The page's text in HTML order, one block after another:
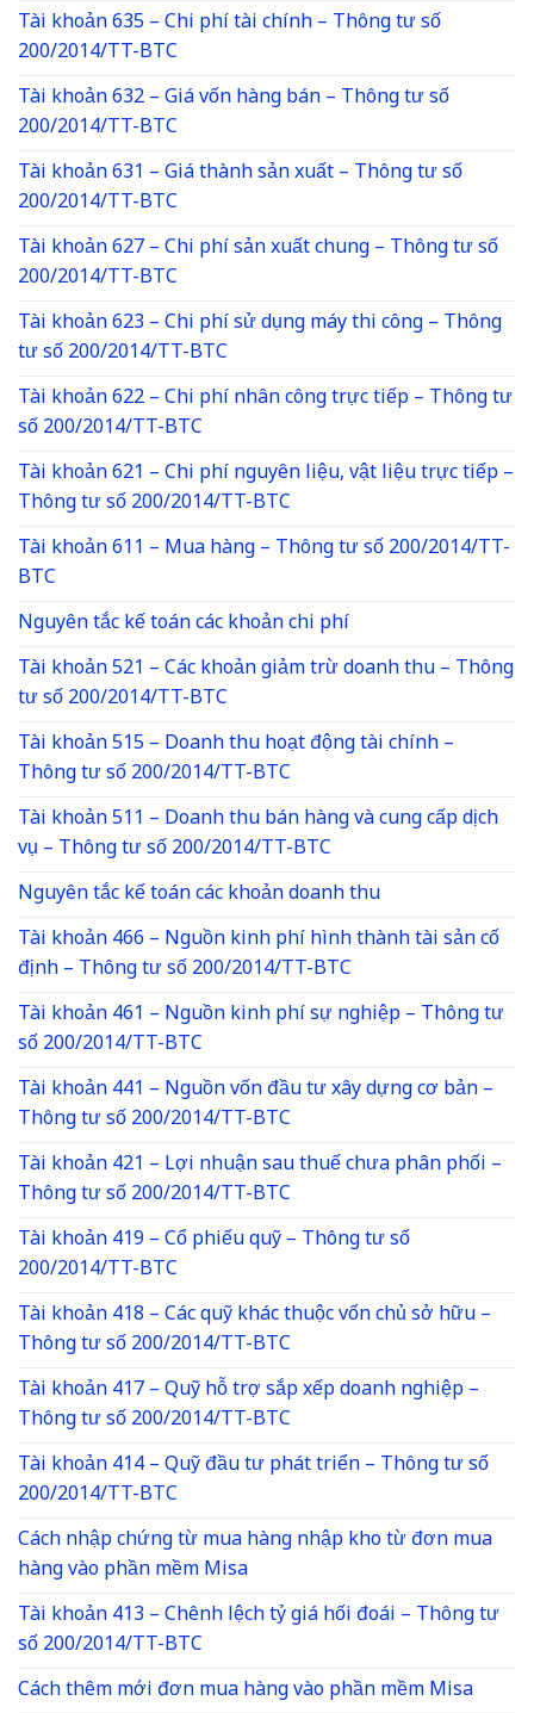
Tài khoản 635 – Chi phí tài chính – Thông tư số
200/2014/TT-BTC
Tài khoản 632 – Giá vốn hàng bán – Thông tư số
200/2014/TT-BTC
Tài khoản 631 – Giá thành sản xuất – Thông tư số
200/2014/TT-BTC
Tài khoản 627 – Chi phí sản xuất chung – Thông tư số
200/2014/TT-BTC
Tài khoản 623 – Chi phí sử dụng máy thi công – Thông
tư số 200/2014/TT-BTC
Tài khoản 622 – Chi phí nhân công trực tiếp – Thông tư
số 200/2014/TT-BTC
Tài khoản 621 – Chi phí nguyên liệu, vật liệu trực tiếp –
Thông tư số 200/2014/TT-BTC
Tài khoản 611 – Mua hàng – Thông tư số 200/2014/TT-
BTC
Nguyên tắc kế toán các khoản chi phí
Tài khoản 521 – Các khoản giảm trừ doanh thu – Thông
tư số 200/2014/TT-BTC
Tài khoản 515 – Doanh thu hoạt động tài chính –
Thông tư số 200/2014/TT-BTC
Tài khoản 511 – Doanh thu bán hàng và cung cấp dịch
vụ – Thông tư số 200/2014/TT-BTC
Nguyên tắc kế toán các khoản doanh thu
Tài khoản 466 – Nguồn kinh phí hình thành tài sản cố
định – Thông tư số 200/2014/TT-BTC
Tài khoản 461 – Nguồn kinh phí sự nghiệp – Thông tư
số 200/2014/TT-BTC
Tài khoản 441 – Nguồn vốn đầu tư xây dựng cơ bản –
Thông tư số 200/2014/TT-BTC
Tài khoản 421 – Lợi nhuận sau thuế chưa phân phối –
Thông tư số 200/2014/TT-BTC
Tài khoản 419 – Cổ phiếu quỹ – Thông tư số
200/2014/TT-BTC
Tài khoản 418 – Các quỹ khác thuộc vốn chủ sở hữu –
Thông tư số 200/2014/TT-BTC
Tài khoản 417 – Quỹ hỗ trợ sắp xếp doanh nghiệp –
Thông tư số 200/2014/TT-BTC
Tài khoản 414 – Quỹ đầu tư phát triển – Thông tư số
200/2014/TT-BTC
Cách nhập chứng từ mua hàng nhập kho từ đơn mua
hàng vào phần mềm Misa
Tài khoản 413 – Chênh lệch tỷ giá hối đoái – Thông tư
số 200/2014/TT-BTC
Cách thêm mới đơn mua hàng vào phần mềm Misa